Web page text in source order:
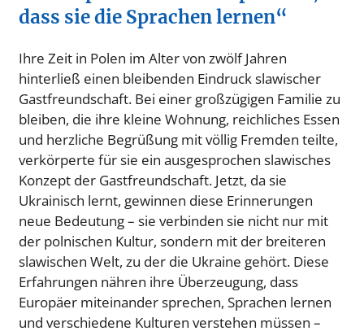
dass sie die Sprachen lernen“
Ihre Zeit in Polen im Alter von zwölf Jahren
hinterließ einen bleibenden Eindruck slawischer
Gastfreundschaft. Bei einer großzügigen Familie zu
bleiben, die ihre kleine Wohnung, reichliches Essen
und herzliche Begrüßung mit völlig Fremden teilte,
verkörperte für sie ein ausgesprochen slawisches
Konzept der Gastfreundschaft. Jetzt, da sie
Ukrainisch lernt, gewinnen diese Erinnerungen
neue Bedeutung – sie verbinden sie nicht nur mit
der polnischen Kultur, sondern mit der breiteren
slawischen Welt, zu der die Ukraine gehört. Diese
Erfahrungen nähren ihre Überzeugung, dass
Europäer miteinander sprechen, Sprachen lernen
und verschiedene Kulturen verstehen müssen –